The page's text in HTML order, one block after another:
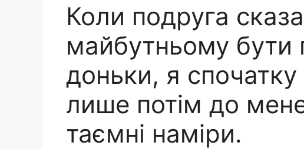
Коли подруга
майбутньому
доньки, я спочатку
лише потім до мене
таємні наміри.